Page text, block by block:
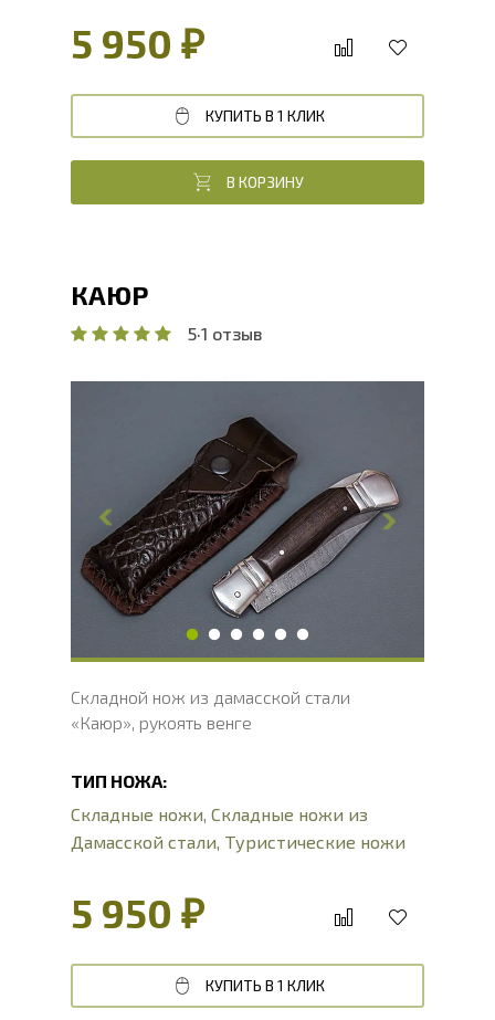
5 950 ₽
КУПИТЬ В 1 КЛИК
В КОРЗИНУ
КАЮР
5·1 отзыв
Общая длина, мм
Длина клинка, мм
Ширина клинка, мм
28
Толщина обуха, мм
2.9
Ширина рукояти, мм
28.6
Длина рукояти, мм
Толщина рукояти, мм
Твердость клинка, HRC
Складной нож из дамасской стали
«Каюр», рукоять венге
ТИП НОЖА:
Складные ножи, Складные ножи из
Дамасской стали, Туристические ножи
5 950 ₽
КУПИТЬ В 1 КЛИК